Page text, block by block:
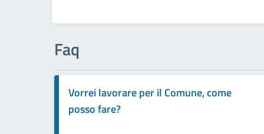
Faq
Vorrei lavorare per il Comune, come
posso fare?